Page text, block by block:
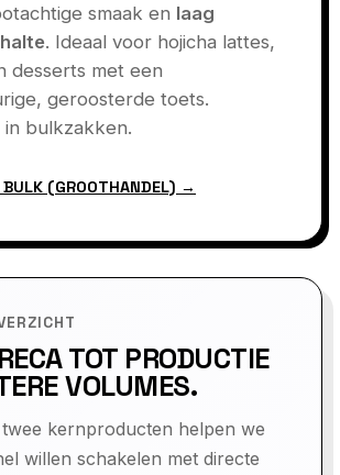
smaak en laag
. Ideaal voor hojicha lattes,
desserts met een
geroosterde toets.
bulkzakken.
(GROOTHANDEL) →
TOT PRODUCTIE
VOLUMES.
kernproducten helpen we
willen schakelen met directe